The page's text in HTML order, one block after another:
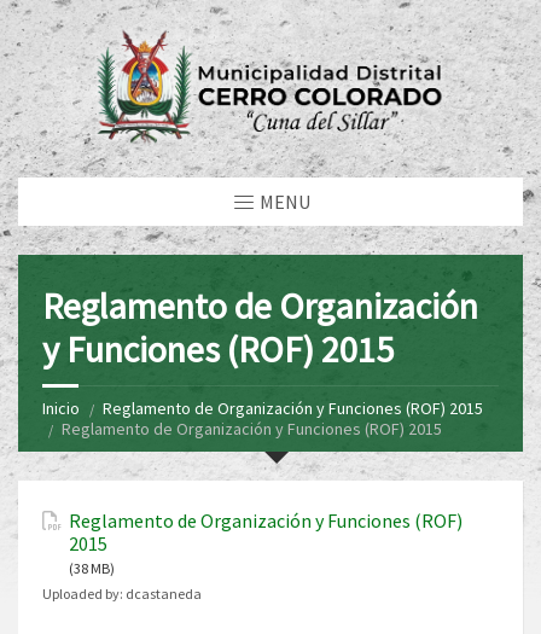
MENU
Reglamento de Organización
y Funciones (ROF) 2015
Inicio
Reglamento de Organización y Funciones (ROF) 2015
Reglamento de Organización y Funciones (ROF) 2015
Reglamento de Organización y Funciones (ROF)
2015
(38 MB)
Uploaded by: dcastaneda